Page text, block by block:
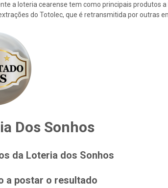
a loteria cearense tem como principais produtos
do Totolec, que é retransmitida por outras
Dos Sonhos
da Loteria dos Sonhos
a postar o resultado